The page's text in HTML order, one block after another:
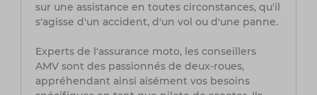
sur une assistance en toutes circonstances, qu'il
s'agisse d'un accident, d'un vol ou d'une panne.
Experts de l'assurance moto, les conseillers
AMV sont des passionnés de deux-roues,
appréhendant ainsi aisément vos besoins